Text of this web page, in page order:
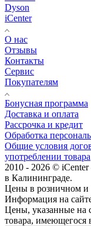
Dyson
iCenter
О нас
Отзывы
Контакты
Сервис
Покупателям
Бонусная программа
Доставка и оплата
Рассрочка и кредит
Обработка
Общие условия
употреблении товара
2010 - 2026 ©
в Калининграде.
Цены в розничном и
Информация на
Цены, указанные на
товара, имеющегося